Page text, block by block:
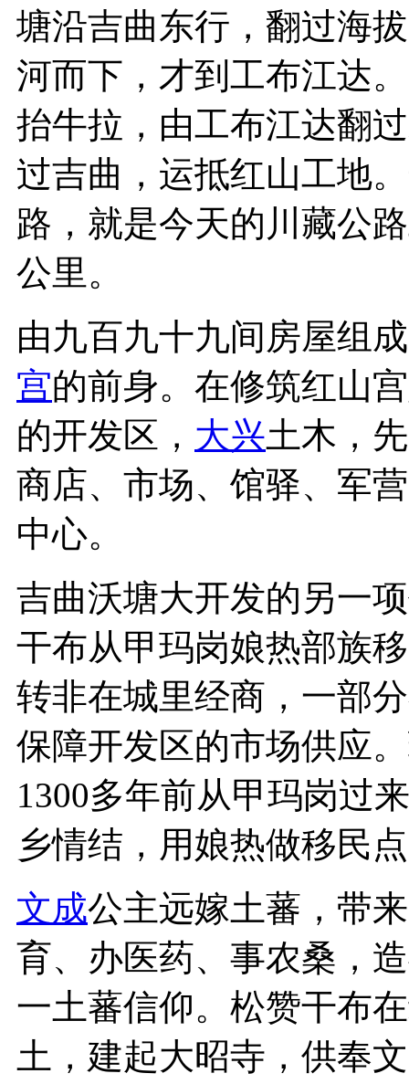
塘沿吉曲东行，翻过海
河而下，才到工布江达
抬牛拉，由工布江达翻
过吉曲，运抵红山工地
路，就是今天的川藏公
公里。
由九百九十九间房屋组
宫的前身。在修筑红山
的开发区， 大兴土木，
商店、市场、馆驿、军
中心。
吉曲沃塘大开发的另一
干布从甲玛岗娘热部族
转非在城里经商，一部
保障开发区的市场供应
1300多年前从甲玛岗过
乡情结，用娘热做移民
文成公主远嫁土蕃，带
育、办医药、事农桑，
一土蕃信仰。松赞干布
土，建起大昭寺，供奉